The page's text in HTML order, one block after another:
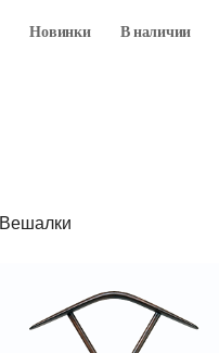
Новинки В наличии
Вешалки